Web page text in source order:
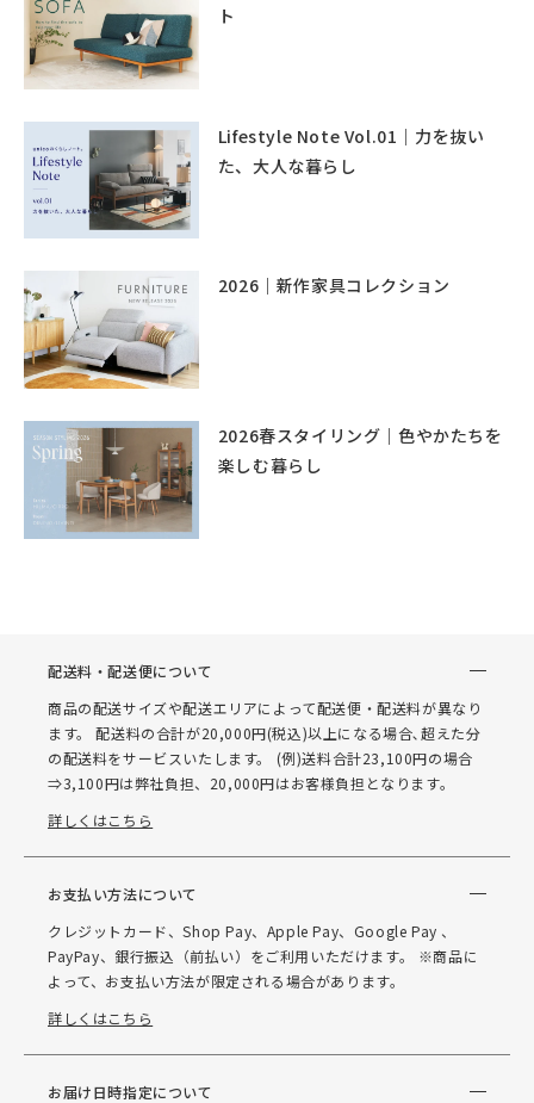
ト
Lifestyle Note Vol.01｜力を抜い
た、大人な暮らし
2026｜新作家具コレクション
2026春スタイリング｜色やかたちを
楽しむ暮らし
配送料・配送便について
商品の配送サイズや配送エリアによって配送便・配送料が異なり
ます。 配送料の合計が20,000円(税込)以上になる場合､超えた分
の配送料をサービスいたします。 (例)送料合計23,100円の場合
⇒3,100円は弊社負担、20,000円はお客様負担となります。
詳しくはこちら
お支払い方法について
クレジットカード、Shop Pay、Apple Pay、Google Pay 、
PayPay、銀行振込（前払い）をご利用いただけます。 ※商品に
よって、お支払い方法が限定される場合があります。
詳しくはこちら
お届け日時指定について